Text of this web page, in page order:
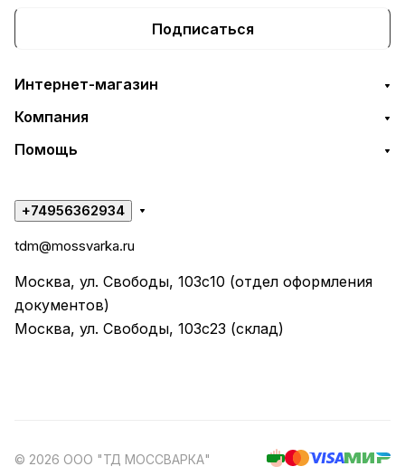
Подписаться
Интернет-магазин
Компания
Помощь
+74956362934
tdm@mossvarka.ru
Москва, ул. Свободы, 103с10 (отдел оформления
документов)
Москва, ул. Свободы, 103с23 (склад)
© 2026 ООО "ТД МОССВАРКА"